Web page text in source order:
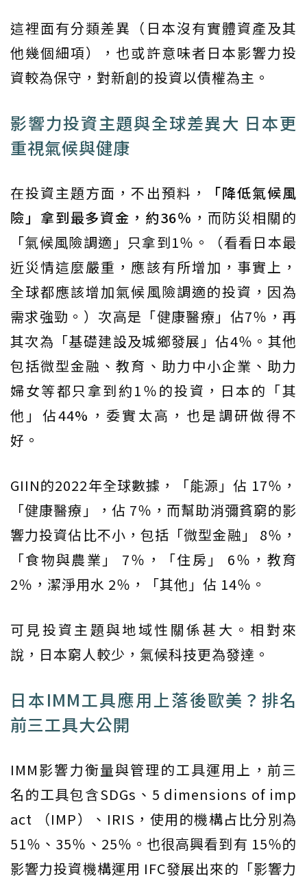
這裡面有分類差異（日本沒有實體資產及其
他幾個細項），也或許意味者日本影響力投
資較為保守，對新創的投資以債權為主。
影響力投資主題與全球差異大 日本更
重視氣候與健康
在投資主題方面，不出預料，
「降低氣候風
險」拿到最多資金，約36％ ，而防災相關的
「氣候風險調適」只拿到1％。（看看日本最
近災情這麼嚴重，應該有所增加，事實上，
全球都應該增加氣候風險調適的投資，因為
需求強勁。）次高是「健康醫療」佔7％，再
其次為「基礎建設及城鄉發展」佔4％。其他
包括微型金融、教育、助力中小企業、助力
婦女等都只拿到約1％的投資，日本的「其
他」佔44%，委實太高，也是調研做得不
好。
GIIN的2022年全球數據，「能源」佔 17％，
「健康醫療」，佔 7％，而幫助消彌貧窮的影
響力投資佔比不小，包括「微型金融」 8％，
「食物與農業」 7％，「住房」 6％，教育
2％，潔淨用水 2％，「其他」佔 14％。
可見投資主題與地域性關係甚大。相對來
說，日本窮人較少，氣候科技更為發達。
日本IMM工具應用上落後歐美？排名
前三工具大公開
IMM影響力衡量與管理的工具運用上，前三
名的工具包含SDGs、5 dimensions of imp
act （IMP）、IRIS，使用的機構占比分別為
51％、35％、25％。也很高興看到有 15％的
影響力投資機構運用 IFC發展出來的「影響力